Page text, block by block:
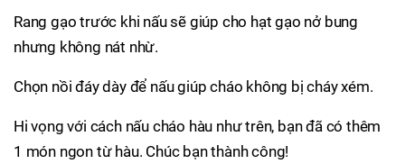
Rang gạo trước khi nấu sẽ giúp cho hạt gạo nở bung
nhưng không nát nhừ.
Chọn nồi đáy dày để nấu giúp cháo không bị cháy xém.
Hi vọng với cách nấu cháo hàu như trên, bạn đã có thêm
1 món ngon từ hàu. Chúc bạn thành công!